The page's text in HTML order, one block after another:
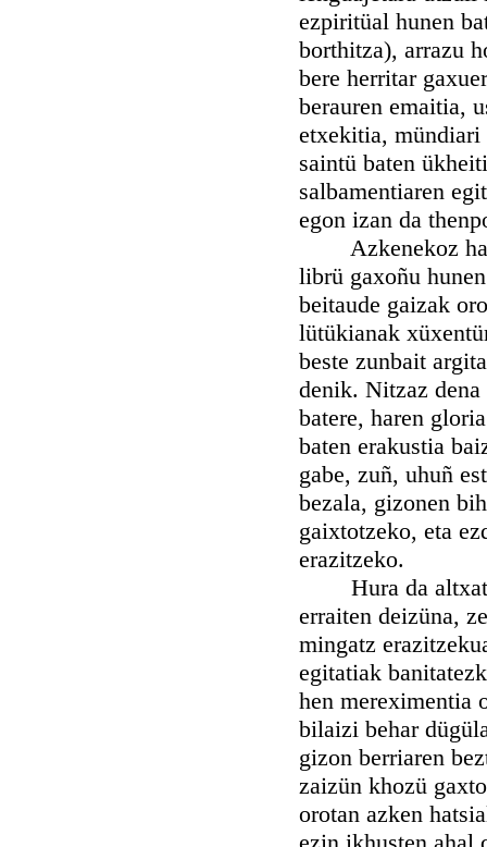
ezpiritüal hunen
borthitza), arrazu
bere herritar
berauren emaitia,
etxekitia, mündiari
saintü baten
salbamentiaren
egon izan da
Azkenekoz
librü gaxoñu
beitaude gaizak
lütükianak
beste zunbait
denik. Nitzaz dena
batere, haren
baten erakustia
gabe, zuñ, uhuñ
bezala, gizonen
gaixtotzeko, eta
erazitzeko.
Hura da
erraiten deizüna,
mingatz
egitatiak
hen mereximentia
bilaizi behar
gizon berriaren
zaizün khozü
orotan azken